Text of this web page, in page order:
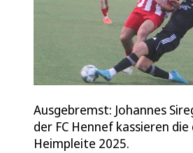
Ausgebremst: Johannes
der FC Hennef kassieren
Heimpleite 2025.